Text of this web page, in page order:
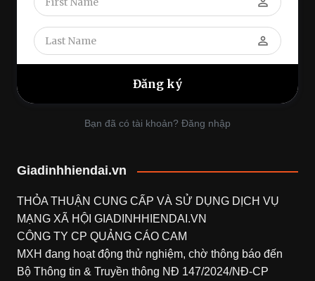
perm_identity
Bạn đã có tài khoản? Đăng nhập
Giadinhhiendai.vn
THỎA THUẬN CUNG CẤP VÀ SỬ DỤNG DỊCH VỤ
MẠNG XÃ HỘI GIADINHHIENDAI.VN
CÔNG TY CP QUẢNG CÁO CAM
MXH đang hoạt động thử nghiệm, chờ thông báo đến
Bộ Thông tin & Truyền thông NĐ 147/2024/NĐ-CP